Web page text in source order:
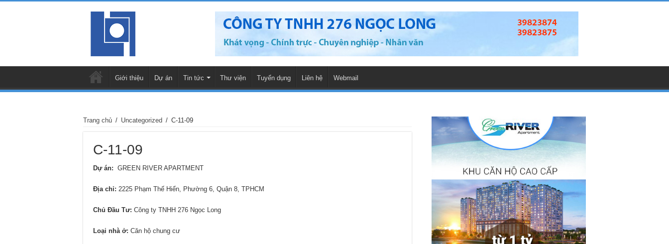
Giới thiệu Dự án Tin tức Thư viện Tuyển dụng Liên hệ Webmail
Trang chủ / Uncategorized / C-11-09
C-11-09
Dự án: GREEN RIVER APARTMENT
Địa chỉ: 2225 Phạm Thế Hiển, Phường 6, Quận 8, TPHCM
Chủ Đầu Tư: Công ty TNHH 276 Ngọc Long
Loại nhà ở: Căn hộ chung cư